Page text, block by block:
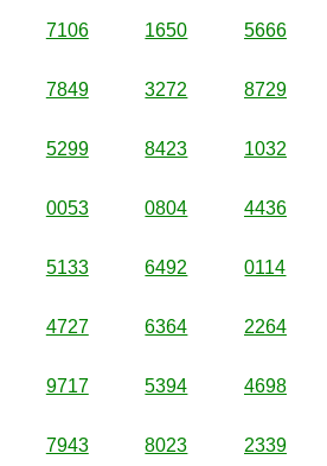
7106 1650 5666
7849 3272 8729
5299 8423 1032
0053 0804 4436
5133 6492 0114
4727 6364 2264
9717 5394 4698
7943 8023 2339